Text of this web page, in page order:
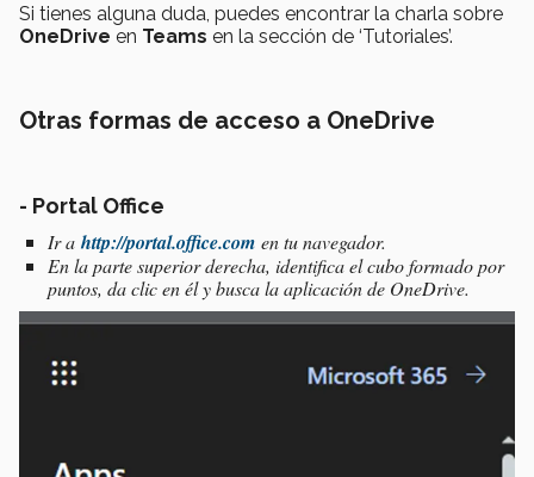
Si tienes alguna duda, puedes encontrar la charla sobre
OneDrive en Teams en la sección de ‘Tutoriales’.
Otras formas de acceso a OneDrive
- Portal Office
Ir a http://portal.office.com en tu navegador.
En la parte superior derecha, identifica el cubo formado por
puntos, da clic en él y busca la aplicación de OneDrive.